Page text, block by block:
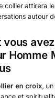
collier attirera
autour
vous
Homme
en croix,
et